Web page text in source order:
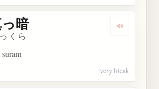
Dengarkan
暗
くら
suram
very bleak